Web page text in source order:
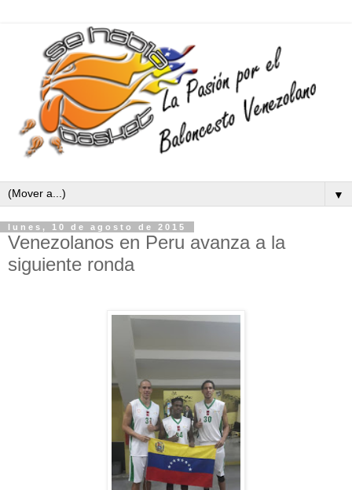
▼
lunes, 10 de agosto de 2015
Venezolanos en Peru avanza a la
siguiente ronda